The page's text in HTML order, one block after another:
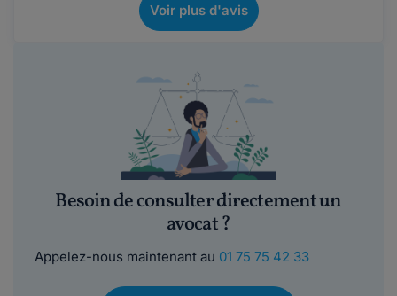
Voir plus d'avis
Besoin de consulter directement un
avocat ?
Appelez-nous maintenant au 01 75 75 42 33